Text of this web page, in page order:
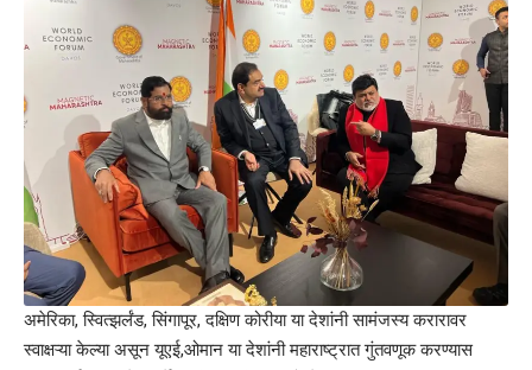
अमेरिका, स्वित्झर्लंड, सिंगापूर, दक्षिण कोरीया या देशांनी सामंजस्य करारावर
स्वाक्षऱ्या केल्या असून यूएई,ओमान या देशांनी महाराष्ट्रात गुंतवणूक करण्यास